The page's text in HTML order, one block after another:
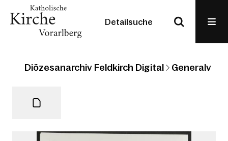
Detailsuche
Diözesanarchiv Feldkirch Digital